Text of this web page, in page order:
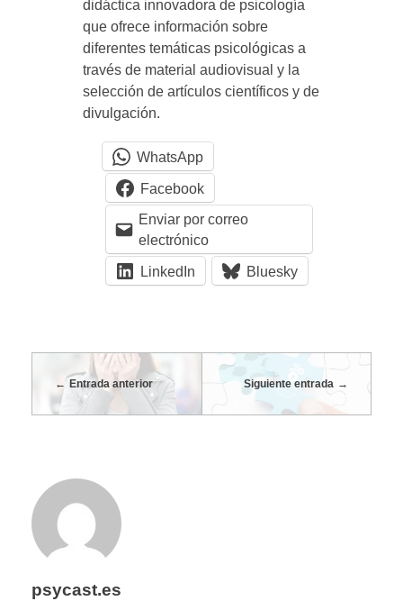
a
didáctica innovadora de psicología
que ofrece información sobre
diferentes temáticas psicológicas a
través de material audiovisual y la
selección de artículos científicos y de
divulgación.
WhatsApp
Facebook
Enviar por correo
electrónico
LinkedIn Bluesky
Entrada anterior Siguiente entrada
psycast.es